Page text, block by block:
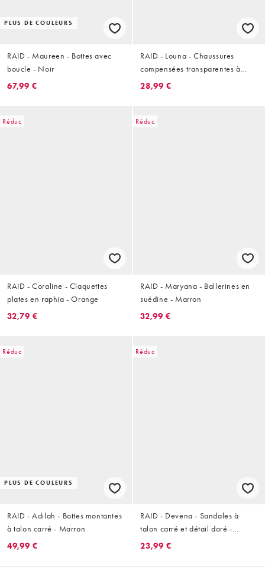
PLUS DE COULEURS
RAID - Maureen - Bottes avec
boucle - Noir
67,99 €
RAID - Louna - Chaussures
compensées transparentes à
bride arrière - Marron
28,99 €
Réduc
RAID - Coraline - Claquettes
plates en raphia - Orange
32,79 €
Réduc
RAID - Maryana - Ballerines en
suédine - Marron
32,99 €
Réduc
PLUS DE COULEURS
RAID - Adilah - Bottes montantes
à talon carré - Marron
49,99 €
Réduc
RAID - Devena - Sandales à
talon carré et détail doré -
Marron
23,99 €